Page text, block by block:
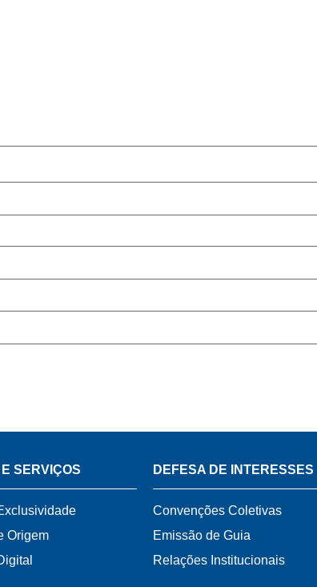
SERVIÇOS
Origem
DEFESA DE INTERESSES
Convenções Coletivas
Emissão de Guia
Relações Institucionais